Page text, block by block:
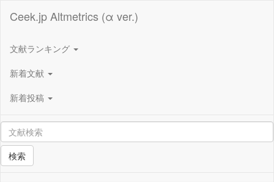
Ceek.jp Altmetrics (α ver.)
文献ランキング
新着文献
新着投稿
検索